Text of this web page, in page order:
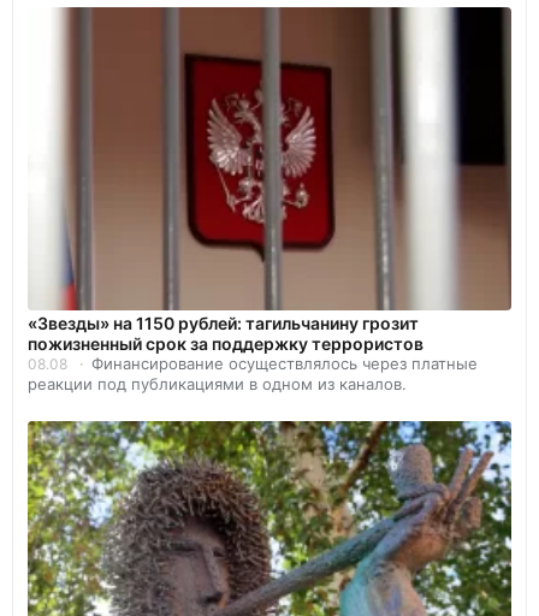
«Звезды» на 1150 рублей: тагильчанину грозит
пожизненный срок за поддержку террористов
08.08
Финансирование осуществлялось через платные
реакции под публикациями в одном из каналов.